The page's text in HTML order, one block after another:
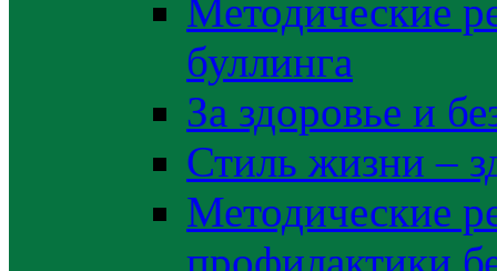
Методические
буллинга
За здоровье и
Стиль жизни –
Методические
профилактики